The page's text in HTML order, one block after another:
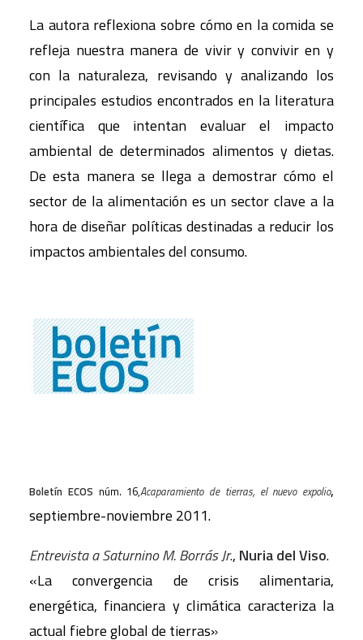
La autora reflexiona sobre cómo en la comida se
refleja nuestra manera de vivir y convivir en y
con la naturaleza, revisando y analizando los
principales estudios encontrados en la literatura
científica que intentan evaluar el impacto
ambiental de determinados alimentos y dietas.
De esta manera se llega a demostrar cómo el
sector de la alimentación es un sector clave a la
hora de diseñar políticas destinadas a reducir los
impactos ambientales del consumo.
Boletín ECOS núm. 16,Acaparamiento de tierras, el nuevo expolio,
septiembre-noviembre 2011.
Entrevista a Saturnino M. Borrás Jr., Nuria del Viso.
«La convergencia de crisis alimentaria,
energética, financiera y climática caracteriza la
actual fiebre global de tierras»